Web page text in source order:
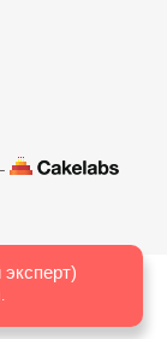
обращайтесь в